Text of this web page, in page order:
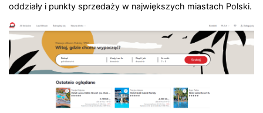
oddziały i punkty sprzedaży w największych miastach Polski.